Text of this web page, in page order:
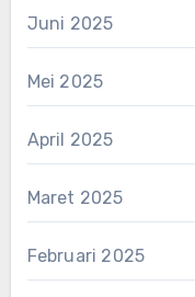
Juni 2025
Mei 2025
April 2025
Maret 2025
Februari 2025